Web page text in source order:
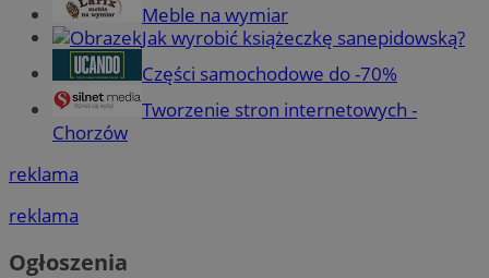
Meble na wymiar
Jak wyrobić książeczkę sanepidowską?
Części samochodowe do -70%
Tworzenie stron internetowych -
Chorzów
reklama
reklama
Ogłoszenia